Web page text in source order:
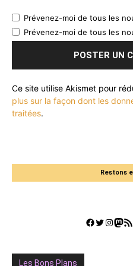
Prévenez-moi de tous les
Prévenez-moi de tous les
Ce site utilise Akismet pour
plus sur la façon dont les
traitées.
Restons
Facebook
TwitterFlux
Les Bons Plans